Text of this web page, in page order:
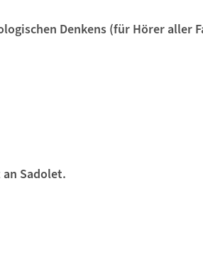
Denkens (für Hörer aller
Sadolet.